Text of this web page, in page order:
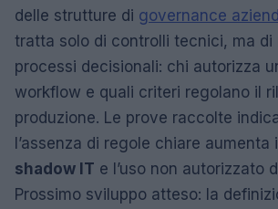
delle strutture di governance
tratta solo di controlli tecnici, ma di
processi decisionali: chi autorizza
workflow e quali criteri regolano il
produzione. Le prove raccolte
l’assenza di regole chiare aumenta
shadow IT e l’uso non autorizzato
Prossimo sviluppo atteso: la